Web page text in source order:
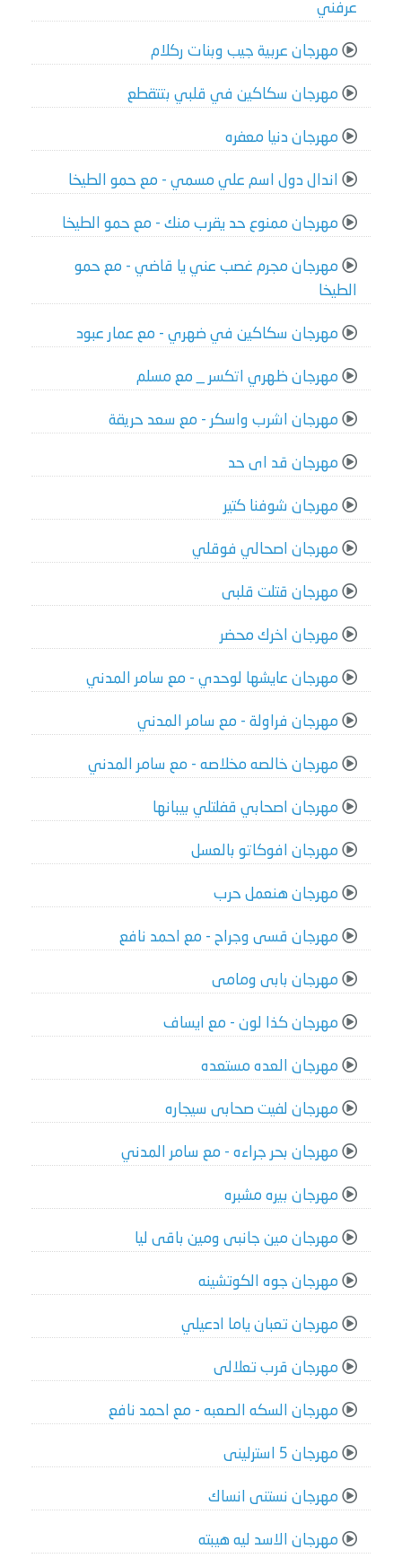
عرفني
مهرجان عربية جيب وبنات ركلام
مهرجان سكاكين في قلبي بتتقطع
مهرجان دنيا معفره
اندال دول اسم علي مسمي - مع حمو الطيخا
مهرجان ممنوع حد يقرب منك - مع حمو الطيخا
مهرجان مجرم غصب عني يا قاضي - مع حمو
الطيخا
مهرجان سكاكين في ضهري - مع عمار عبود
مهرجان ظهري اتكسر _ مع مسلم
مهرجان اشرب واسكر - مع سعد حريقة
مهرجان قد اى حد
مهرجان شوفنا كتير
مهرجان اصحالي فوقلي
مهرجان قتلت قلبى
مهرجان اخرك محضر
مهرجان عايشها لوحدي - مع سامر المدني
مهرجان فراولة - مع سامر المدني
مهرجان خالصه مخلاصه - مع سامر المدني
مهرجان اصحابي قفلتلي بيبانها
مهرجان افوكاتو بالعسل
مهرجان هنعمل حرب
مهرجان قسى وجراح - مع احمد نافع
مهرجان بابى ومامى
مهرجان كذا لون - مع ايساف
مهرجان العده مستعده
مهرجان لفيت صحابى سيجاره
مهرجان بحر جراءه - مع سامر المدني
مهرجان بيره مشبره
مهرجان مين جانبى ومين باقى ليا
مهرجان جوه الكوتشينه
مهرجان تعبان ياما ادعيلي
مهرجان قرب تعلالى
مهرجان السكه الصعبه - مع احمد نافع
مهرجان 5 استرلينى
مهرجان نستنى انساك
مهرجان الاسد ليه هيبته